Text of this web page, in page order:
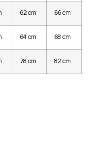
62 cm 66 cm
64 cm 68 cm
78 cm 82 cm